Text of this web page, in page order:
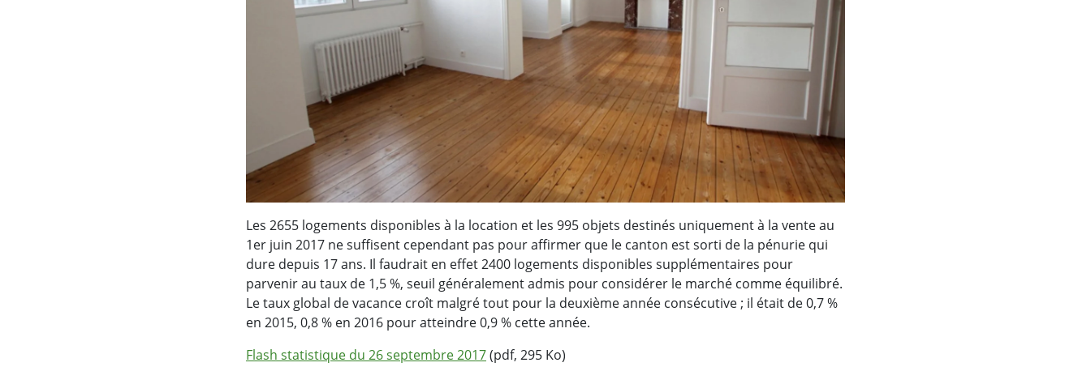
Les 2655 logements disponibles à la location et les 995 objets destinés uniquement à la vente au
1er juin 2017 ne suffisent cependant pas pour affirmer que le canton est sorti de la pénurie qui
dure depuis 17 ans. Il faudrait en effet 2400 logements disponibles supplémentaires pour
parvenir au taux de 1,5 %, seuil généralement admis pour considérer le marché comme équilibré.
Le taux global de vacance croît malgré tout pour la deuxième année consécutive ; il était de 0,7 %
en 2015, 0,8 % en 2016 pour atteindre 0,9 % cette année.
Flash statistique du 26 septembre 2017(pdf, 295 Ko)